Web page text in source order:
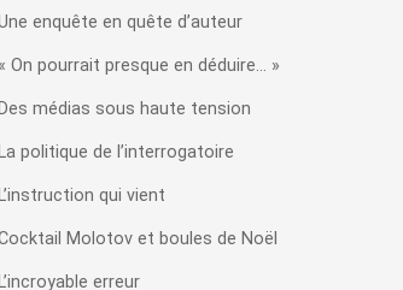
enquête en quête d’auteur
On pourrait presque en déduire… »
médias sous haute tension
politique de l’interrogatoire
L’instruction qui vient
Molotov et boules de Noël
erreur